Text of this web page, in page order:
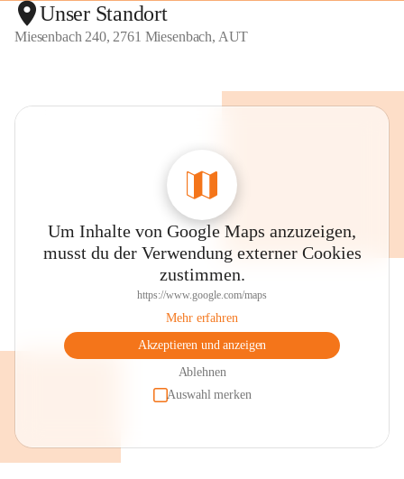
Unser Standort
Miesenbach 240, 2761 Miesenbach, AUT
Um Inhalte von Google Maps anzuzeigen,
musst du der Verwendung externer Cookies
zustimmen.
https://www.google.com/maps
Mehr erfahren
Akzeptieren und anzeigen
Ablehnen
Auswahl merken